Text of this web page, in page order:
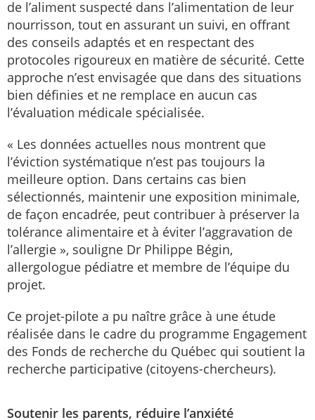
de l’aliment suspecté dans l’alimentation de leur
nourrisson, tout en assurant un suivi, en offrant
des conseils adaptés et en respectant des
protocoles rigoureux en matière de sécurité. Cette
approche n’est envisagée que dans des situations
bien définies et ne remplace en aucun cas
l’évaluation médicale spécialisée.
« Les données actuelles nous montrent que
l’éviction systématique n’est pas toujours la
meilleure option. Dans certains cas bien
sélectionnés, maintenir une exposition minimale,
de façon encadrée, peut contribuer à préserver la
tolérance alimentaire et à éviter l’aggravation de
l’allergie », souligne Dr Philippe Bégin,
allergologue pédiatre et membre de l’équipe du
projet.
Ce projet-pilote a pu naître grâce à une étude
réalisée dans le cadre du programme Engagement
des Fonds de recherche du Québec qui soutient la
recherche participative (citoyens-chercheurs).
Soutenir les parents, réduire l’anxiété